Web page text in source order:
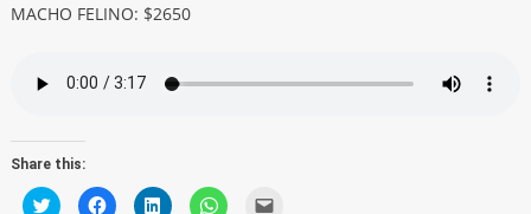
MACHO FELINO: $2650
Share this:
Click Click Click Click